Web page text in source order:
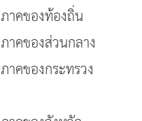
าคของท้องถิ่น
าคของส่วนกลาง
คของกระทรวง